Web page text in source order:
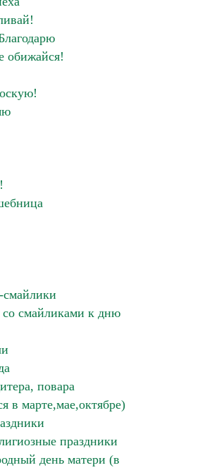
обижайся!
смайликами к дню
повара
в марте,мае,октябре)
праздники
день матери (в